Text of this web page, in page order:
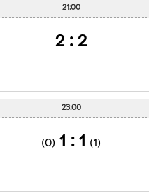
21:00
2 : 2
23:00
(1)
1 : 1
(0)